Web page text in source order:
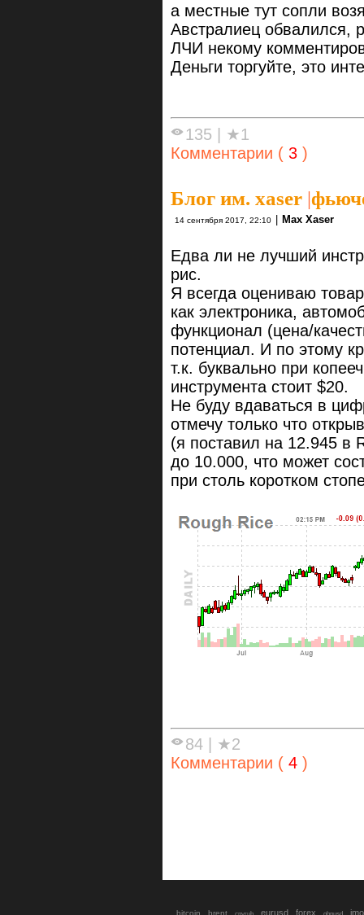
а местные тут сопли
Австралиец обвалился,
ЛЧИ некому
Деньги торгуйте, это
135
★1
Комментарии ( 3 )
Блог им. xaser |
14 сентября 2017, 22:10 Max Xaser
Едва ли не лучший
рис.
Я всегда оцениваю
как электроника,
функционал (цена/
потенциал. И по этому
т.к. буквально при
инструмента стоит $20.
Не буду вдаваться в
отмечу только что
(я поставил на 12.945 в
до 10.000, что может
при столь коротком
84
★2
Комментарии ( 4 )
bitcoin brent cnyrub eurusd forex gbpusd